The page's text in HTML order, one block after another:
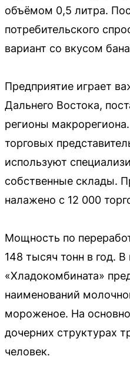
объёмом 0,5 литра.
потребительского
вариант со вкусом
Предприятие играет
Дальнего Востока,
регионы
торговых
используют
собственные склады.
налажено с 12 000
Мощность по
148 тысяч тонн в год.
«Хладокомбината»
наименований
мороженое. На
дочерних структурах
человек.